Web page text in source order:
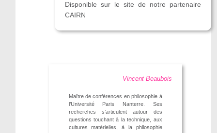
Disponible sur le site de notre partenaire
CAIRN
Vincent Beaubois
Maître de conférences en philosophie à
l’Université Paris Nanterre. Ses
recherches s’articulent autour des
questions touchant à la technique, aux
cultures matérielles, à la philosophie